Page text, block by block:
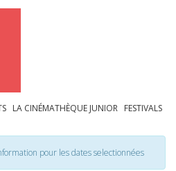
LA CINÉMATHÈQUE JUNIOR FESTIVALS
pour les dates selectionnées